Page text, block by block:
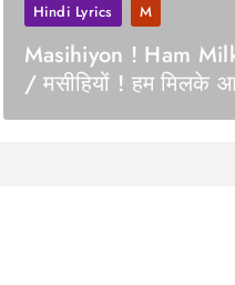
Hindi Lyrics M
Masihiyon ! Ham
/ मसीहियों ! हम मिलके